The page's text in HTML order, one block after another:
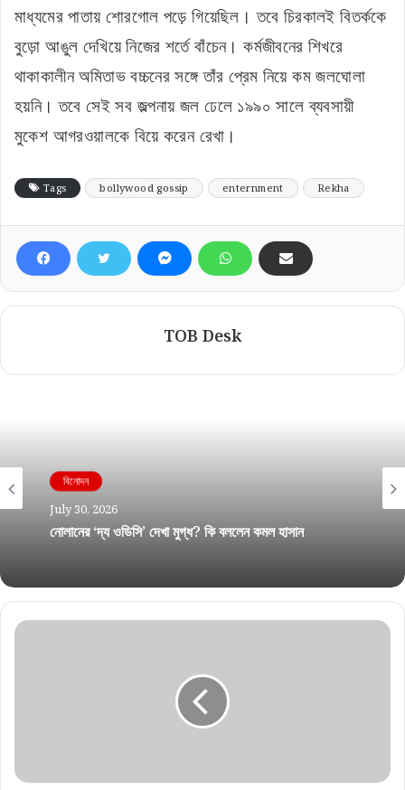
মাধ্যমের পাতায় শোরগোল পড়ে গিয়েছিল। তবে চিরকালই বিতর্ককে
বুড়ো আঙুল দেখিয়ে নিজের শর্তে বাঁচেন। কর্মজীবনের শিখরে
থাকাকালীন অমিতাভ বচ্চনের সঙ্গে তাঁর প্রেম নিয়ে কম জলঘোলা
হয়নি। তবে সেই সব জল্পনায় জল ঢেলে ১৯৯০ সালে ব্যবসায়ী
মুকেশ আগরওয়ালকে বিয়ে করেন রেখা।
Tags bollywood gossip enternment Rekha
TOB Desk
বিনোদন
July 30, 2026
বিনোদন
July 29, 2026
কালজয়ী অভিনেত্রী